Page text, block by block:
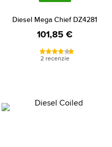
Diesel Mega Chief DZ4281
101,85 €
2 recenzie